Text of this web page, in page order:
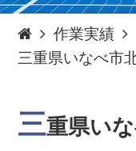
作業実績
三重県いなべ市
三重県い